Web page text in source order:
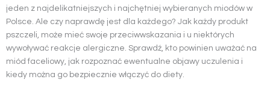
jeden z najdelikatniejszych i najchętniej wybieranych miodów w
Polsce. Ale czy naprawdę jest dla każdego? Jak każdy produkt
pszczeli, może mieć swoje przeciwwskazania i u niektórych
wywoływać reakcje alergiczne. Sprawdź, kto powinien uważać na
miód faceliowy, jak rozpoznać ewentualne objawy uczulenia i
kiedy można go bezpiecznie włączyć do diety.